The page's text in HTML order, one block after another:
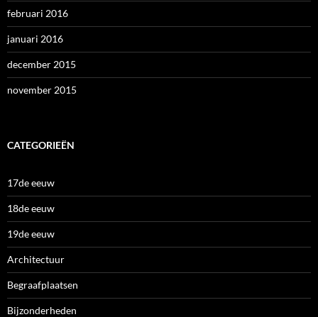
februari 2016
januari 2016
december 2015
november 2015
CATEGORIEËN
17de eeuw
18de eeuw
19de eeuw
Architectuur
Begraafplaatsen
Bijzonderheden